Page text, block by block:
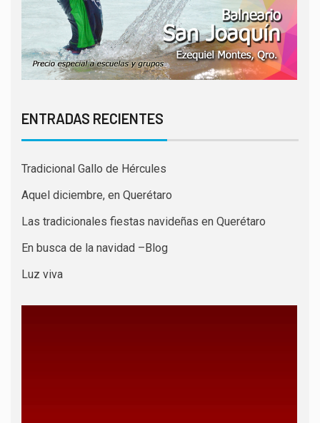
ENTRADAS RECIENTES
Tradicional Gallo de Hércules
Aquel diciembre, en Querétaro
Las tradicionales fiestas navideñas en Querétaro
En busca de la navidad –Blog
Luz viva